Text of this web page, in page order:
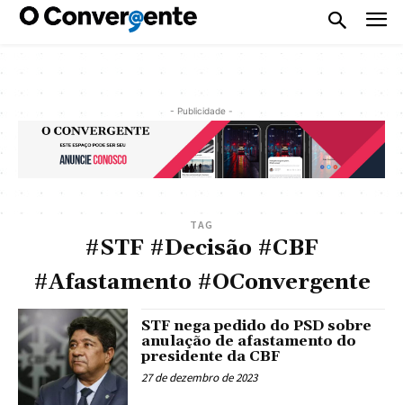
- Publicidade -
TAG
#STF #Decisão #CBF
#Afastamento #OConvergente
STF nega pedido do PSD sobre
anulação de afastamento do
presidente da CBF
27 de dezembro de 2023